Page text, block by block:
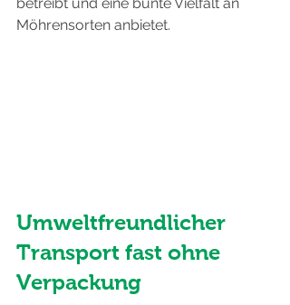
Möhrensorten anbietet.
Umweltfreundlicher
Transport fast ohne
Verpackung